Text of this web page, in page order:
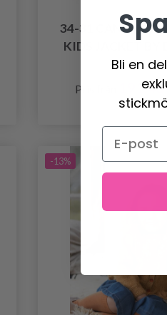
34-31 CANDY
KIDS JACKET BY
DESIGN
Pris från 191.40
203.40 SEK
-13%
Bli en